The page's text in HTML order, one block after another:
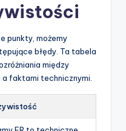
punkty, możemy
błędy. Ta tabela
między
faktami technicznymi.